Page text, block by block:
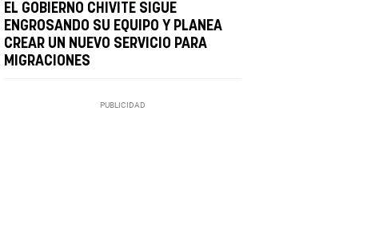
EL GOBIERNO CHIVITE SIGUE
ENGROSANDO SU EQUIPO Y PLANEA
CREAR UN NUEVO SERVICIO PARA
MIGRACIONES